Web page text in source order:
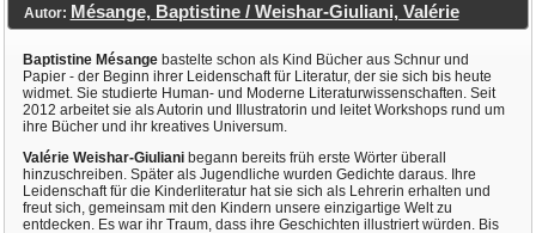
Autor: Mésange, Baptistine / Weishar-Giuliani, Valérie
Baptistine Mésangebastelte schon als Kind Bücher aus Schnur und
Papier - der Beginn ihrer Leidenschaft für Literatur, der sie sich bis heute
widmet. Sie studierte Human- und Moderne Literaturwissenschaften. Seit
2012 arbeitet sie als Autorin und Illustratorin und leitet Workshops rund um
ihre Bücher und ihr kreatives Universum.
Valérie Weishar-Giulianibegann bereits früh erste Wörter überall
hinzuschreiben. Später als Jugendliche wurden Gedichte daraus. Ihre
Leidenschaft für die Kinderliteratur hat sie sich als Lehrerin erhalten und
freut sich, gemeinsam mit den Kindern unsere einzigartige Welt zu
entdecken. Es war ihr Traum, dass ihre Geschichten illustriert würden. Bis